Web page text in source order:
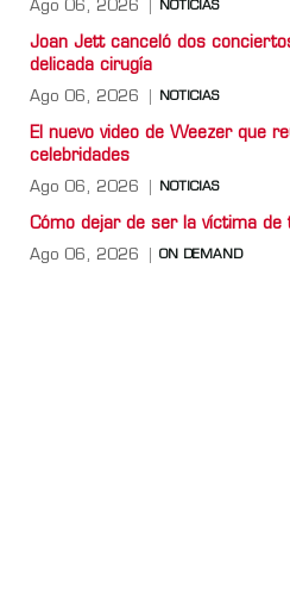
Ago 06, 2026 NOTICIAS
Joan Jett canceló dos
delicada cirugía
Ago 06, 2026 NOTICIAS
El nuevo video de Weezer que
celebridades
Ago 06, 2026 NOTICIAS
Cómo dejar de ser la víctima de
Ago 06, 2026 ON DEMAND